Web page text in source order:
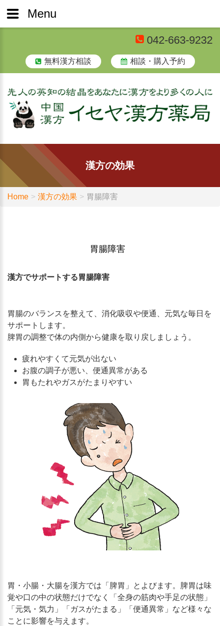
042-663-9232
無料漢方相談 相談・購入予約
漢方の効果
Home 漢方の効果 胃腸障害
胃腸障害
漢方でサポートする胃腸障害
胃腸のバランスを整えて、消化吸収や便通、元気な毎日を
サポートします。
脾胃の調整で体の内側から健康を取り戻しましょう。
疲れやすくて元気が出ない
お腹の調子が悪い、便通異常がある
胃もたれやガスがたまりやすい
胃・小腸・大腸を漢方では「脾胃」とよびます。脾胃は味
覚や口の中の状態だけでなく「全身の筋肉や手足の状態」
「元気・気力」「ガスがたまる」「便通異常」など様々な
ことに影響を与えます。
Menu